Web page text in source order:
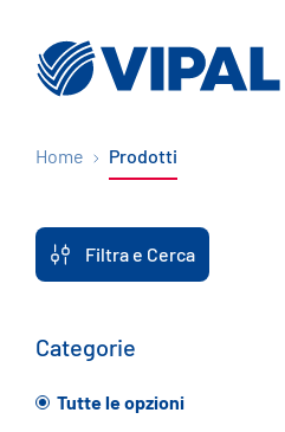
Home Prodotti
Filtra e Cerca
Categorie
Tutte le opzioni